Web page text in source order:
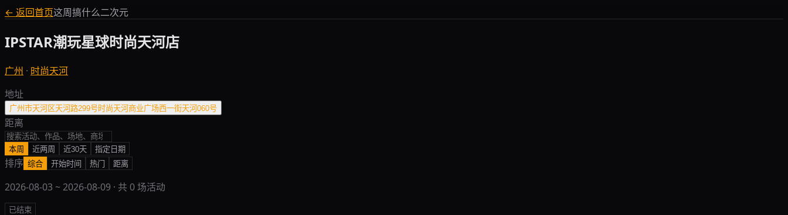
← 返回首页这周搞什么二次元
IPSTAR潮玩星球时尚天河店
广州 · 时尚天河
地址
广州市天河区天河路299号时尚天河商业广场西一街天河060号
距离
本周 近两周 近30天 指定日期
排序 综合 开始时间 热门 距离
2026-08-03 ~2026-08-09 · 共 0 场活动
已结束